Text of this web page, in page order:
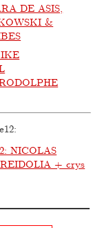
DE ASIS,
&
NICOLAS
+ crys